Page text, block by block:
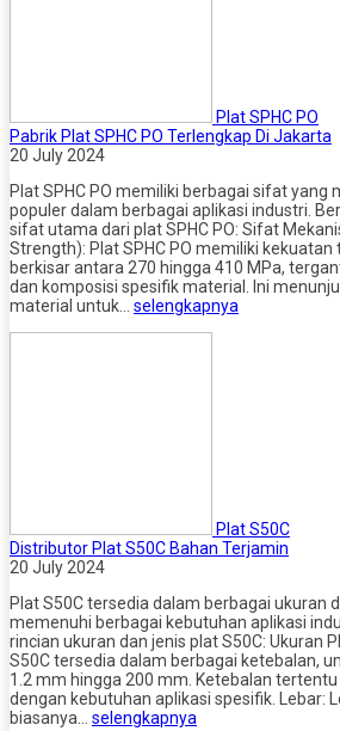
Plat SPHC PO
Pabrik Plat SPHC PO Terlengkap Di Jakarta
20 July 2024
Plat SPHC PO memiliki berbagai sifat yang
populer dalam berbagai aplikasi industri.
sifat utama dari plat SPHC PO: Sifat
Strength): Plat SPHC PO memiliki kekuatan
berkisar antara 270 hingga 410 MPa,
dan komposisi spesifik material. Ini
material untuk… selengkapnya
Plat S50C
Distributor Plat S50C Bahan Terjamin
20 July 2024
Plat S50C tersedia dalam berbagai ukuran
memenuhi berbagai kebutuhan aplikasi
rincian ukuran dan jenis plat S50C: Ukuran
S50C tersedia dalam berbagai ketebalan,
1.2 mm hingga 200 mm. Ketebalan
dengan kebutuhan aplikasi spesifik. Lebar:
biasanya… selengkapnya